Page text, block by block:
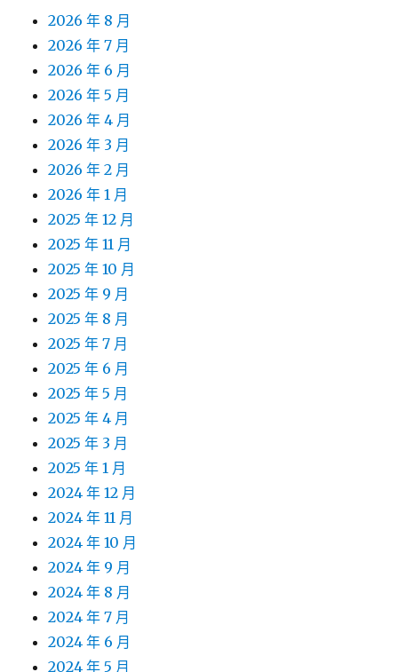
2026 年 8 月
2026 年 7 月
2026 年 6 月
2026 年 5 月
2026 年 4 月
2026 年 3 月
2026 年 2 月
2026 年 1 月
2025 年 12 月
2025 年 11 月
2025 年 10 月
2025 年 9 月
2025 年 8 月
2025 年 7 月
2025 年 6 月
2025 年 5 月
2025 年 4 月
2025 年 3 月
2025 年 1 月
2024 年 12 月
2024 年 11 月
2024 年 10 月
2024 年 9 月
2024 年 8 月
2024 年 7 月
2024 年 6 月
2024 年 5 月